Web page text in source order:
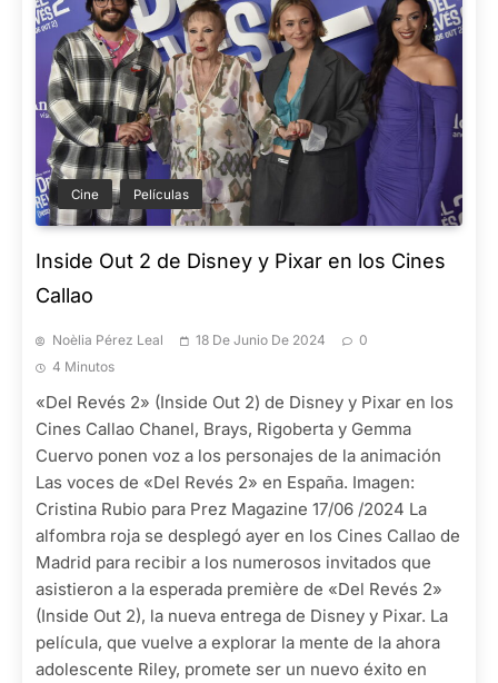
Cine Películas
Inside Out 2 de Disney y Pixar en los Cines
Callao
Noèlia Pérez Leal 18 De Junio De 2024
0
4 Minutos
«Del Revés 2» (Inside Out 2) de Disney y Pixar en los
Cines Callao Chanel, Brays, Rigoberta y Gemma
Cuervo ponen voz a los personajes de la animación
Las voces de «Del Revés 2» en España. Imagen:
Cristina Rubio para Prez Magazine 17/06 /2024 La
alfombra roja se desplegó ayer en los Cines Callao de
Madrid para recibir a los numerosos invitados que
asistieron a la esperada première de «Del Revés 2»
(Inside Out 2), la nueva entrega de Disney y Pixar. La
película, que vuelve a explorar la mente de la ahora
adolescente Riley, promete ser un nuevo éxito en